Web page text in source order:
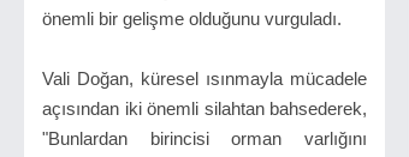
önemli bir gelişme olduğunu vurguladı.
Vali Doğan, küresel ısınmayla mücadele
açısından iki önemli silahtan bahsederek,
"Bunlardan birincisi orman varlığını